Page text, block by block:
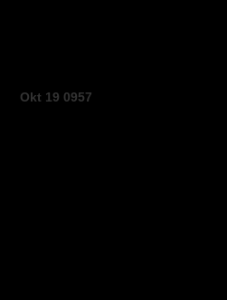
Okt 19 0957